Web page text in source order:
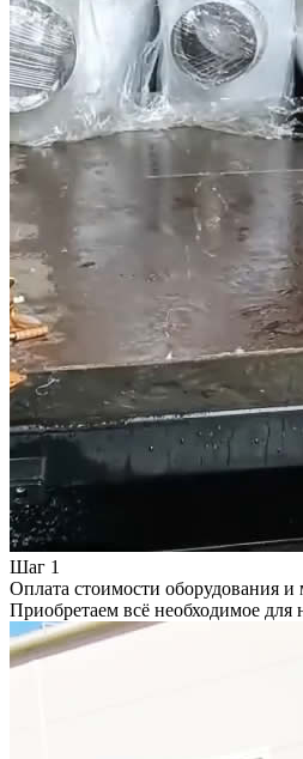
Шаг 1
Оплата стоимости оборудования и
Приобретаем всё необходимое для